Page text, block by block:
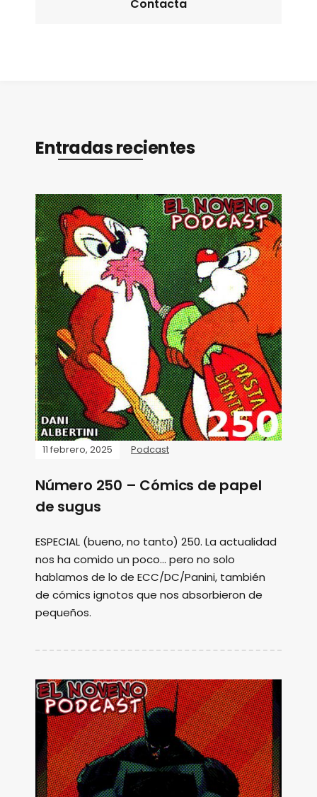
Contacta
Entradas recientes
11 febrero, 2025 Podcast
Número 250 – Cómics de papel
de sugus
ESPECIAL (bueno, no tanto) 250. La actualidad
nos ha comido un poco... pero no solo
hablamos de lo de ECC/DC/Panini, también
de cómics ignotos que nos absorbieron de
pequeños.